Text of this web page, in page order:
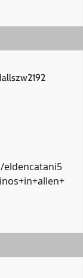
eldencatani5